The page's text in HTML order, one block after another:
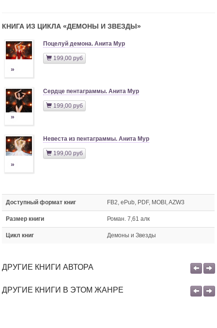
КНИГА ИЗ ЦИКЛА «ДЕМОНЫ И ЗВЕЗДЫ»
»
Поцелуй демона. Анита Мур
199,00 руб
»
Сердце пентаграммы. Анита Мур
199,00 руб
»
Невеста из пентаграммы. Анита Мур
199,00 руб
Доступный формат книг FB2, ePub, PDF, MOBI, AZW3
Размер книги Роман. 7,61 алк
Цикл книг Демоны и Звезды
ДРУГИЕ КНИГИ АВТОРА
ДРУГИЕ КНИГИ В ЭТОМ ЖАНРЕ